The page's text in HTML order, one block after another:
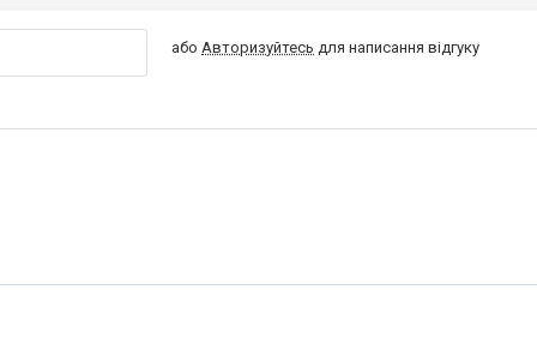
абоАвторизуйтесь для написання відгуку